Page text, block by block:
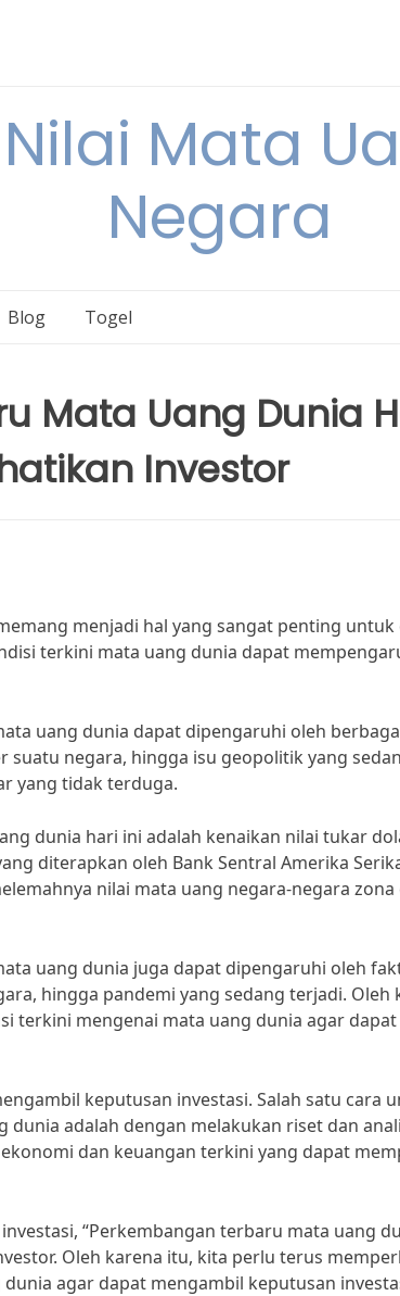
Mata
Negara
Blog Togel
Mata Uang Dunia
Investor
menjadi hal yang sangat penting
terkini mata uang dunia dapat
uang dunia dapat dipengaruhi oleh
negara, hingga isu geopolitik yang
yang tidak terduga.
dunia hari ini adalah kenaikan nilai tukar
diterapkan oleh Bank Sentral Amerika
nilai mata uang negara-negara zona
uang dunia juga dapat dipengaruhi oleh
hingga pandemi yang sedang terjadi. Oleh
terkini mengenai mata uang dunia agar
keputusan investasi. Salah satu cara
adalah dengan melakukan riset dan
dan keuangan terkini yang dapat
“Perkembangan terbaru mata uang
Oleh karena itu, kita perlu terus
agar dapat mengambil keputusan